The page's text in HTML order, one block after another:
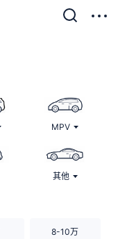
MPV
其他
8-10万